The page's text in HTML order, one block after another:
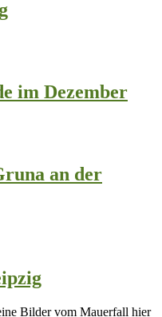
im Dezember
an der
Bilder vom Mauerfall hier